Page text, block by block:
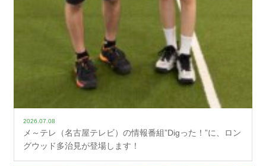
2026.07.08
メ～テレ（名古屋テレビ）の情報番組”Digった！”に、ロン
グウッド多治見が登場します！